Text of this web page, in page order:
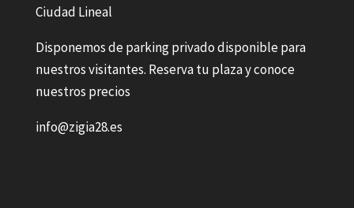
Ciudad Lineal
Disponemos de parking privado disponible para
nuestros visitantes. Reserva tu plaza y conoce
nuestros precios
info@zigia28.es